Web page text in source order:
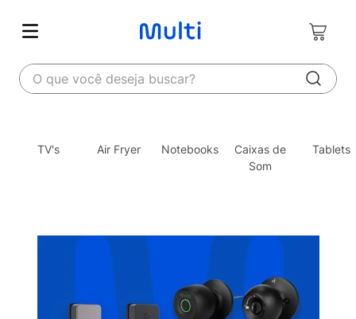
O que você deseja buscar?
TV's Air Fryer Notebooks
Caixas de
Som
Tablets